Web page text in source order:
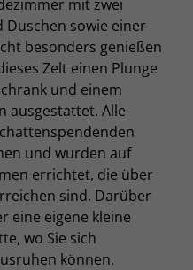
mit zwei
Duschen sowie einer
besonders genießen
Zelt einen Plunge
und einem
ausgestattet. Alle
und wurden auf
errichtet, die über
sind. Darüber
eine eigene kleine
wo Sie sich
können.